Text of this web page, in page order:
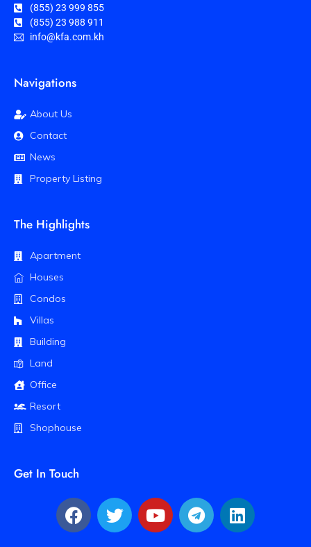
(855) 23 999 855
(855) 23 988 911
info@kfa.com.kh
Navigations
About Us
Contact
News
Property Listing
The Highlights
Apartment
Houses
Condos
Villas
Building
Land
Office
Resort
Shophouse
Get In Touch